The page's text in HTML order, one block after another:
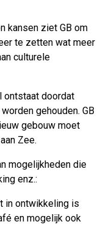
kansen ziet GB om
te zetten wat meer
culturele
ontstaat doordat
gehouden. GB
gebouw moet
Zee.
mogelijkheden die
enz.:
in ontwikkeling is
en mogelijk ook